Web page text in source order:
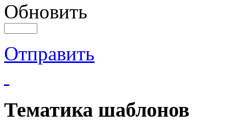
Обновить
Отправить
Тематика шаблонов